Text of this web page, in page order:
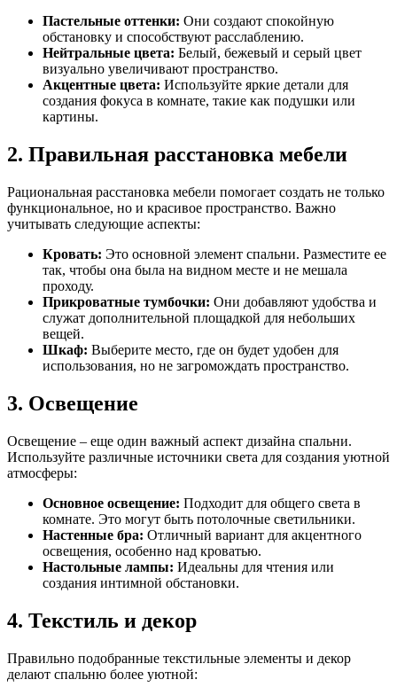
Пастельные оттенки: Они создают спокойную
обстановку и способствуют расслаблению.
Нейтральные цвета: Белый, бежевый и серый цвет
визуально увеличивают пространство.
Акцентные цвета: Используйте яркие детали для
создания фокуса в комнате, такие как подушки или
картины.
2. Правильная расстановка мебели
Рациональная расстановка мебели помогает создать не только
функциональное, но и красивое пространство. Важно
учитывать следующие аспекты:
Кровать: Это основной элемент спальни. Разместите ее
так, чтобы она была на видном месте и не мешала
проходу.
Прикроватные тумбочки: Они добавляют удобства и
служат дополнительной площадкой для небольших
вещей.
Шкаф: Выберите место, где он будет удобен для
использования, но не загромождать пространство.
3. Освещение
Освещение – еще один важный аспект дизайна спальни.
Используйте различные источники света для создания уютной
атмосферы:
Основное освещение: Подходит для общего света в
комнате. Это могут быть потолочные светильники.
Настенные бра: Отличный вариант для акцентного
освещения, особенно над кроватью.
Настольные лампы: Идеальны для чтения или
создания интимной обстановки.
4. Текстиль и декор
Правильно подобранные текстильные элементы и декор
делают спальню более уютной: